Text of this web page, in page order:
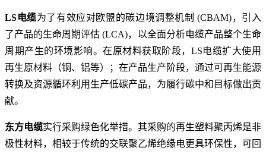
LS电缆为了有效应对欧盟的碳边境调整机制 (CBAM)，引入
了产品的生命周期评估 (LCA)，以全面分析电缆产品整个生命
周期产生的环境影响。在原材料获取阶段，LS电缆扩大使用
再生原材料（铜、铝等）；在产品生产阶段，通过可再生能源
转换及资源循环利用生产低碳产品，为履行碳中和目标做出贡
献。
东方电缆实行采购绿色化举措。其采购的再生塑料聚丙烯是非
极性材料，相较于传统的交联聚乙烯绝缘电更具环保性，可回